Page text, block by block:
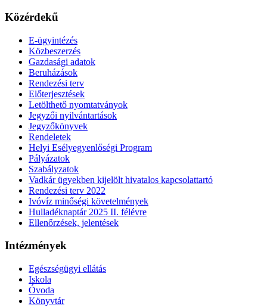
Közérdekű
E-ügyintézés
Közbeszerzés
Gazdasági adatok
Beruházások
Rendezési terv
Előterjesztések
Letölthető nyomtatványok
Jegyzői nyilvántartások
Jegyzőkönyvek
Rendeletek
Helyi Esélyegyenlőségi Program
Pályázatok
Szabályzatok
Vadkár ügyekben kijelölt hivatalos kapcsolattartó
Rendezési terv 2022
Ivóvíz minőségi követelmények
Hulladéknaptár 2025 II. félévre
Ellenőrzések, jelentések
Intézmények
Egészségügyi ellátás
Iskola
Óvoda
Könyvtár